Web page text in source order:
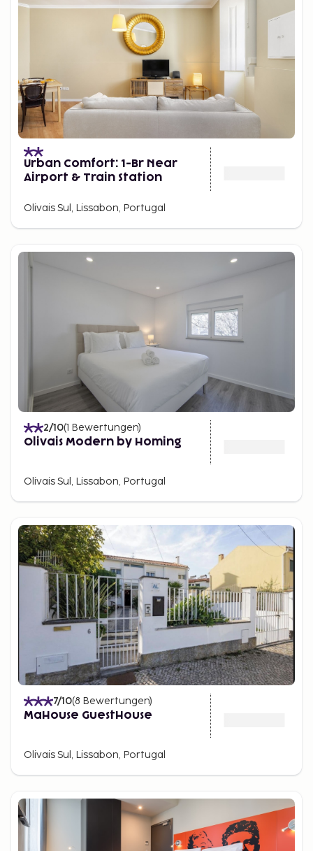
Urban Comfort: 1-Br Near
Airport & Train Station
Olivais Sul, Lissabon, Portugal
2/10(1 Bewertungen)
Olivais Modern by Homing
Olivais Sul, Lissabon, Portugal
7/10(8 Bewertungen)
MaHouse GuestHouse
Olivais Sul, Lissabon, Portugal